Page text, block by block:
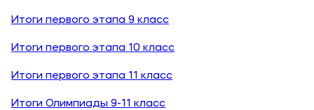
Итоги первого этапа 9 класс
Итоги первого этапа 10 класс
Итоги первого этапа 11 класс
Итоги Олимпиады 9-11 класс